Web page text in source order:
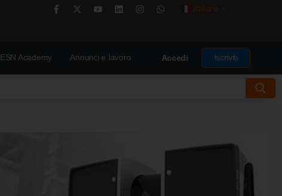
Italiano
ESN Academy Annunci e lavoro Accedi Iscriviti